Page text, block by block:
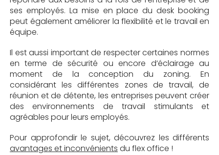
ses employés. La mise en place du desk booking
peut également améliorer la flexibilité et le travail en
équipe.
Il est aussi important de respecter certaines normes
en terme de sécurité ou encore d’éclairage au
moment de la conception du zoning. En
considérant les différentes zones de travail, de
réunion et de détente, les entreprises peuvent créer
des environnements de travail stimulants et
agréables pour leurs employés.
Pour approfondir le sujet, découvrez les différents
avantages et inconvénients du flex office !